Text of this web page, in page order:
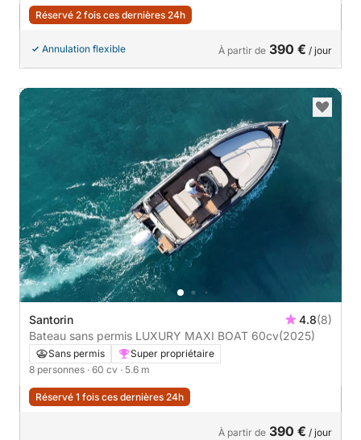
Réservé 2 fois ces dernières 24h
Annulation flexible À partir de 390 € / jour
Santorin 4.8(8)
Bateau sans permis LUXURY MAXI BOAT 60cv(2025)
Sans permis
Super propriétaire
8 personnes · 60 cv · 5.6 m
Réservé 1 fois ces dernières 24h
À partir de 390 € / jour